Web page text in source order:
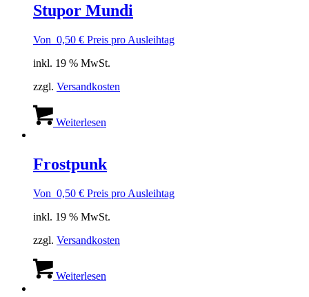
Stupor Mundi
Von 0,50 € Preis pro Ausleihtag
inkl. 19 % MwSt.
zzgl. Versandkosten
Weiterlesen
Frostpunk
Von 0,50 € Preis pro Ausleihtag
inkl. 19 % MwSt.
zzgl. Versandkosten
Weiterlesen